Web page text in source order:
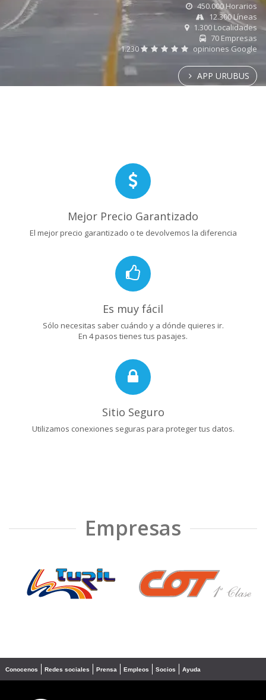
450.000 Horarios
12.300 Líneas
1.300 Localidades
70 Empresas
1.230
opiniones Google
APP URUBUS
Mejor Precio Garantizado
El mejor precio garantizado o te devolvemos la diferencia
Es muy fácil
Sólo necesitas saber cuándo y a dónde quieres ir.
En 4 pasos tienes tus pasajes.
Sitio Seguro
Utilizamos conexiones seguras para proteger tus datos.
Empresas
❮ ❯
Conocenos Redes sociales Prensa Empleos Socios Ayuda